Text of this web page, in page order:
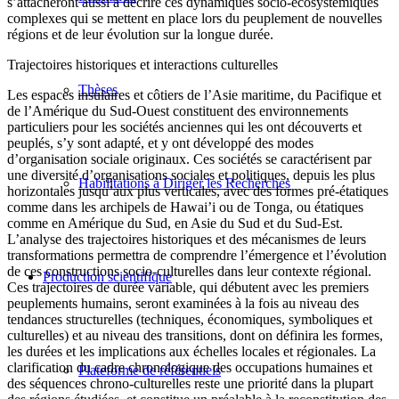
Thèses
Habilitations à Diriger les Recherches
Production scientifique
Plateforme de référentiels
complexes qui se mettent en place lors du peuplement de nouvelles
régions et de leur évolution sur la longue durée.
Trajectoires historiques et interactions culturelles
Les espaces insulaires et côtiers de l’Asie maritime, du Pacifique et
de l’Amérique du Sud-Ouest constituent des environnements
particuliers pour les sociétés anciennes qui les ont découverts et
peuplés, s’y sont adapté, et y ont développé des modes
d’organisation sociale originaux. Ces sociétés se caractérisent par
une diversité d’organisations sociales et politiques, depuis les plus
horizontales jusqu’aux plus verticales, avec des formes pré-étatiques
comme dans les archipels de Hawai’i ou de Tonga, ou étatiques
comme en Amérique du Sud, en Asie du Sud et du Sud-Est.
L’analyse des trajectoires historiques et des mécanismes de leurs
transformations permettra de comprendre l’émergence et l’évolution
de ces constructions socio-culturelles dans leur contexte régional.
Ces trajectoires de durée variable, qui débutent avec les premiers
peuplements humains, seront examinées à la fois au niveau des
tendances structurelles (techniques, économiques, symboliques et
culturelles) et au niveau des transitions, dont on définira les formes,
les durées et les implications aux échelles locales et régionales. La
clarification du cadre chronologique des occupations humaines et
des séquences chrono-culturelles reste une priorité dans la plupart